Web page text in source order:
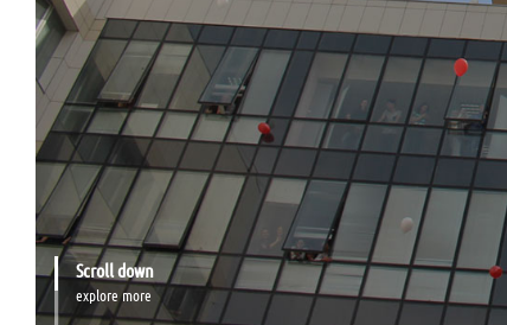
Scroll down
explore more